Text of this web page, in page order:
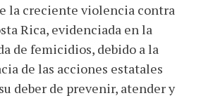
la creciente violencia contra
Rica, evidenciada en la
de femicidios, debido a la
de las acciones estatales
deber de prevenir, atender y